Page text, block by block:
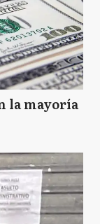
la mayoría